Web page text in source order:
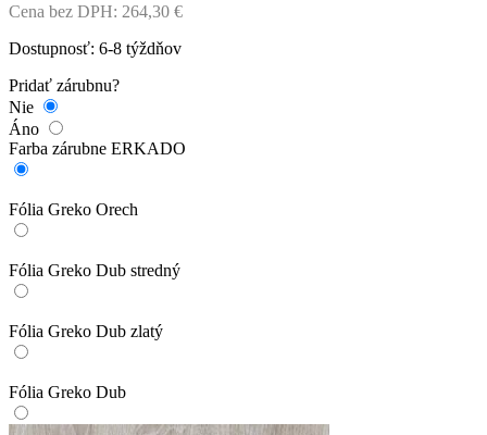
Cena bez DPH: 264,30 €
Dostupnosť: 6-8 týždňov
Pridať zárubnu?
Nie
Áno
Farba zárubne ERKADO
Fólia Greko Orech
Fólia Greko Dub stredný
Fólia Greko Dub zlatý
Fólia Greko Dub